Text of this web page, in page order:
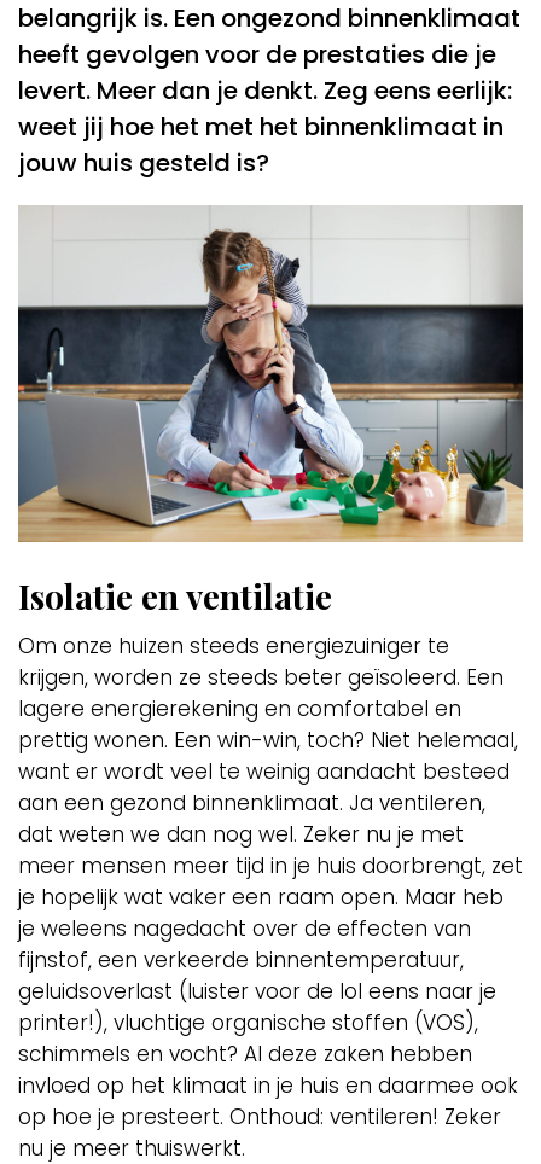
belangrijk is. Een ongezond binnenklimaat
heeft gevolgen voor de prestaties die je
levert. Meer dan je denkt. Zeg eens eerlijk:
weet jij hoe het met het binnenklimaat in
jouw huis gesteld is?
Isolatie en ventilatie
Om onze huizen steeds energiezuiniger te
krijgen, worden ze steeds beter geïsoleerd. Een
lagere energierekening en comfortabel en
prettig wonen. Een win-win, toch? Niet helemaal,
want er wordt veel te weinig aandacht besteed
aan een gezond binnenklimaat. Ja ventileren,
dat weten we dan nog wel. Zeker nu je met
meer mensen meer tijd in je huis doorbrengt, zet
je hopelijk wat vaker een raam open. Maar heb
je weleens nagedacht over de effecten van
fijnstof, een verkeerde binnentemperatuur,
geluidsoverlast (luister voor de lol eens naar je
printer!), vluchtige organische stoffen (VOS),
schimmels en vocht? Al deze zaken hebben
invloed op het klimaat in je huis en daarmee ook
op hoe je presteert. Onthoud: ventileren! Zeker
nu je meer thuiswerkt.